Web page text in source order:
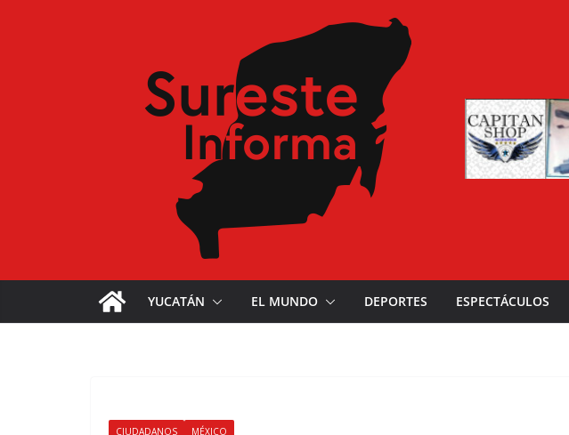
YUCATÁN EL MUNDO DEPORTES ESPECTÁCULOS
CIUDADANOS MÉXICO